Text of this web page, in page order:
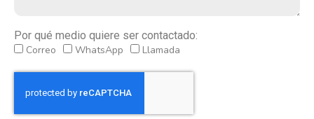
Por qué medio quiere ser contactado:
Correo
WhatsApp Llamada